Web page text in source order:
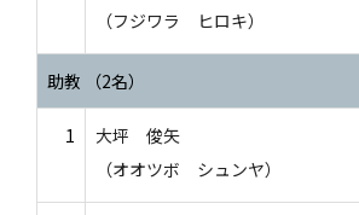
（フジワラ ヒロキ）
助教 （2名）
1
大坪 俊矢
（オオツボ シュンヤ）